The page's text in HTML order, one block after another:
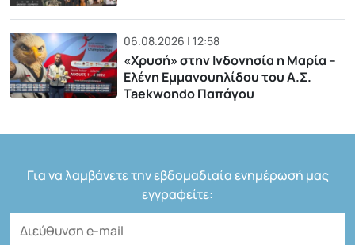
06.08.2026 | 12:58
«Χρυσή» στην Ινδονησία η Μαρία –
Ελένη Εμμανουηλίδου του Α.Σ.
Taekwondo Παπάγου
Για να λαμβάνετε την εβδομαδιαία ενημέρωσή μας
εγγραφείτε: